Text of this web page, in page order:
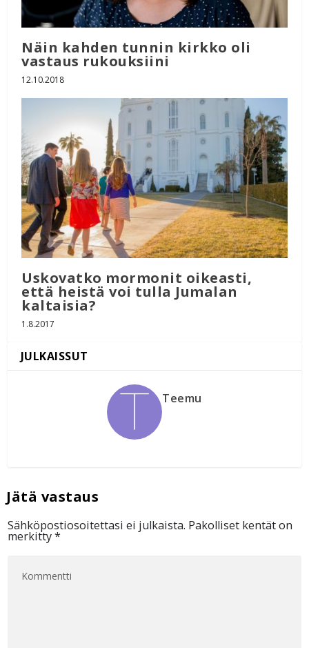
Näin kahden tunnin kirkko oli
vastaus rukouksiini
12.10.2018
Uskovatko mormonit oikeasti,
että heistä voi tulla Jumalan
kaltaisia?
1.8.2017
Teemu
Sähköpostiosoitettasi ei julkaista. Pakolliset kentät on
merkitty*